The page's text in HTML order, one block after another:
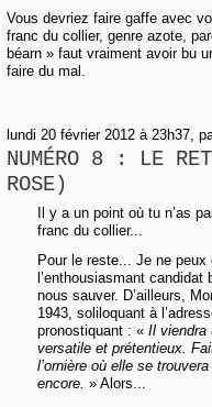
Vous devriez faire gaffe avec
franc du collier, genre azote,
béarn » faut vraiment avoir bu
faire du mal.
lundi 20 février 2012 à 23h37,
NUMÉRO 8 : LE
ROSE)
Il y a un point où tu n’as
franc du collier...
Pour le reste... Je ne
l’enthousiasmant
nous sauver. D’ailleurs,
1943, soliloquant à
pronostiquant : « Il viendra
versatile et prétentieux.
l’ornière où elle se
encore. » Alors...